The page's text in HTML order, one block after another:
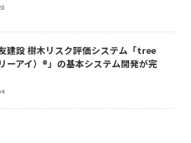
建設 樹木リスク評価システム「tree
ーアイ）®」の基本システム開発が完